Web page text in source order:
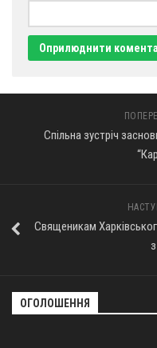
Спільна зустріч
Священикам
ОГОЛОШЕННЯ